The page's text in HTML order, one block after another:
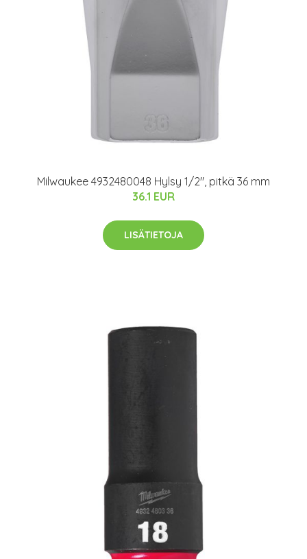
Milwaukee 4932480048 Hylsy 1/2", pitkä 36 mm
36.1 EUR
LISÄTIETOJA